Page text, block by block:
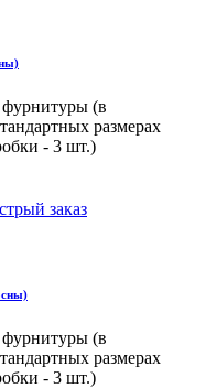
фурнитуры (в
размерах
- 3 шт.)
заказ
фурнитуры (в
размерах
- 3 шт.)